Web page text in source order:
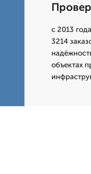
с 2013
3214
объектах